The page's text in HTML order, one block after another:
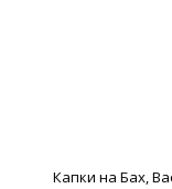
Капки на Бах,